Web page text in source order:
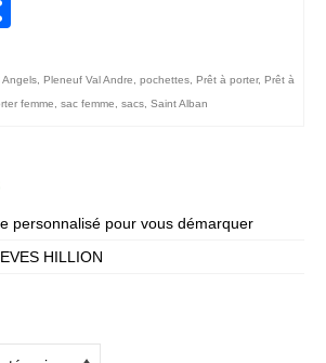
Angels Pleneuf Val Andre pochettes Prêt à porter, Prêt à
femme sac femme sacs Saint Alban
personnalisé pour vous démarquer
HILLION